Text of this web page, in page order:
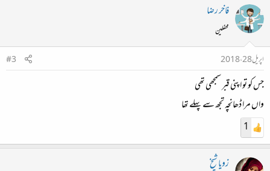
فاخر رضا
محفلین
اپریل 28، 2018
#3
جس کو تو اپنی قبر سمجھی تھی
واں مرا ڈھانچہ تجھ سے پہلے تھا
1
زویا شیخ